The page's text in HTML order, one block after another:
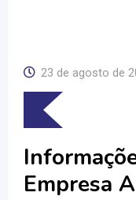
23 de agosto de
Empresa